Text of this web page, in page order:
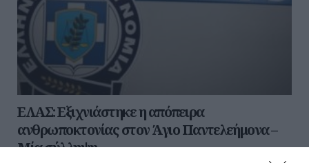
ΕΛΑΣ: Εξιχνιάστηκε η απόπειρα
ανθρωποκτονίας στον Άγιο Παντελεήμονα –
Μία σύλληψη